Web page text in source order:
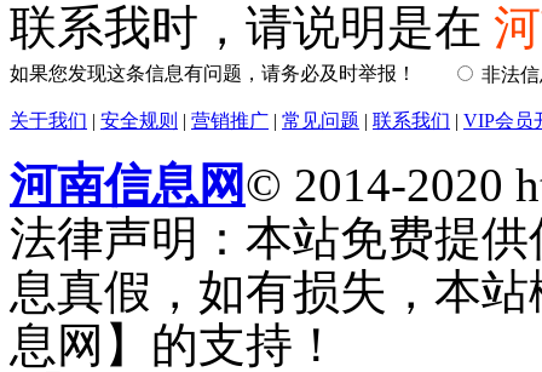
联系我时，请说明是在
如果您发现这条信息有问题，请务必及时举报！ 非法
关于我们 | 安全规则 | 营销推广 | 常见问题 | 联系我们 | VIP会员
河南信息网© 2014-2020
法律声明：本站免费提
息真假，如有损失，本
息网】的支持！